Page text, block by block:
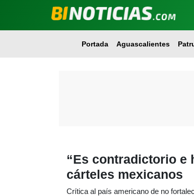
Portada Aguascalientes
“Es contradictorio e
cárteles mexicanos
Crítica al país americano de no